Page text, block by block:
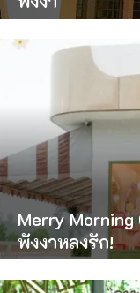
Merry
พังงาหลงรัก!